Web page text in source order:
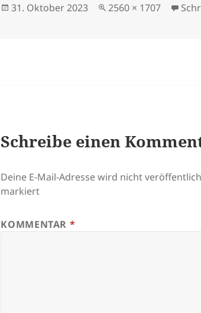
Veröffentlicht
31. Oktober 2023 Originalgröße
2560 × 1707
Schreibe einen
Deine E-Mail-Adresse wird nicht
markiert
KOMMENTAR *